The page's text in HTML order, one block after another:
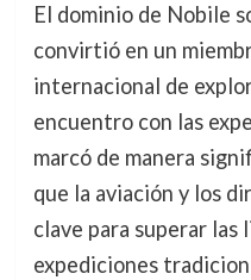
El dominio de Nobile
convirtió en un
internacional de
encuentro con las
marcó de manera
que la aviación y los
clave para superar las
expediciones